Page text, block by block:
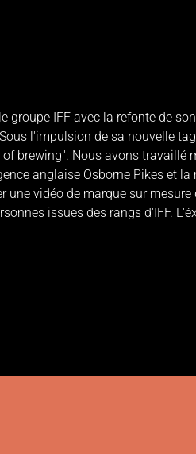
groupe IFF avec la refonte de
l'impulsion de sa nouvelle
brewing". Nous avons travaillé
anglaise Osborne Pikes et
une vidéo de marque sur mesure
issues des rangs d'IFF.